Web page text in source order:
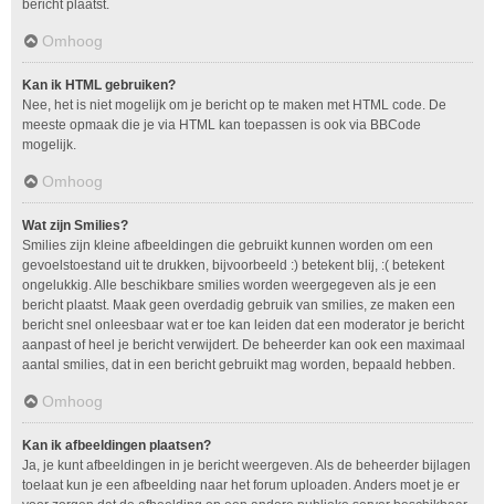
bericht plaatst.
Omhoog
Kan ik HTML gebruiken?
Nee, het is niet mogelijk om je bericht op te maken met HTML code. De
meeste opmaak die je via HTML kan toepassen is ook via BBCode
mogelijk.
Omhoog
Wat zijn Smilies?
Smilies zijn kleine afbeeldingen die gebruikt kunnen worden om een
gevoelstoestand uit te drukken, bijvoorbeeld :) betekent blij, :( betekent
ongelukkig. Alle beschikbare smilies worden weergegeven als je een
bericht plaatst. Maak geen overdadig gebruik van smilies, ze maken een
bericht snel onleesbaar wat er toe kan leiden dat een moderator je bericht
aanpast of heel je bericht verwijdert. De beheerder kan ook een maximaal
aantal smilies, dat in een bericht gebruikt mag worden, bepaald hebben.
Omhoog
Kan ik afbeeldingen plaatsen?
Ja, je kunt afbeeldingen in je bericht weergeven. Als de beheerder bijlagen
toelaat kun je een afbeelding naar het forum uploaden. Anders moet je er